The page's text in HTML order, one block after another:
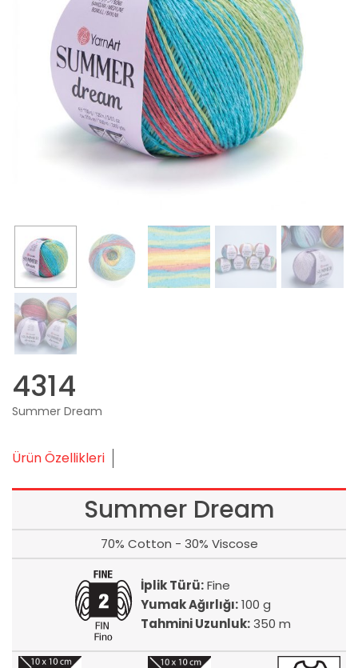
4314
Summer Dream
Ürün Özellikleri
Summer Dream
70% Cotton - 30% Viscose
İplik Türü:Fine
Yumak Ağırlığı:100 g
Tahmini Uzunluk:350 m